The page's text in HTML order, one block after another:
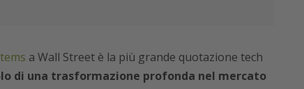
a Wall Street è la più grande quotazione tech
di una trasformazione profonda nel mercato